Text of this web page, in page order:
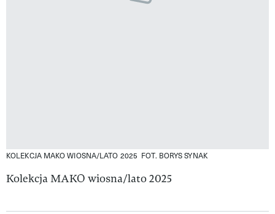
KOLEKCJA MAKO WIOSNA/LATO 2025 FOT. BORYS SYNAK
Kolekcja MAKO wiosna/lato 2025